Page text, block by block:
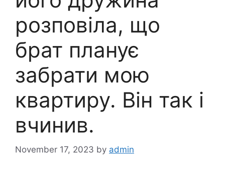
розповіла, що
брат планує
забрати мою
квартиру. Він так і
вчинив.
November 17, 2023 by admin